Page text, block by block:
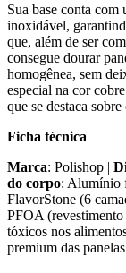
Sua base conta
inoxidável,
que, além de ser
consegue dourar
homogênea, sem
especial na cor
que se destaca
Ficha técnica
Marca: Polishop |
do corpo: Alumínio
FlavorStone (6
PFOA (revestimento
tóxicos nos
premium das